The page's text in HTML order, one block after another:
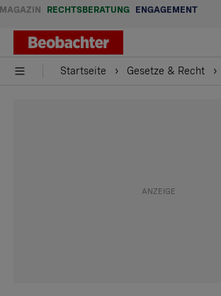
MAGAZIN RECHTSBERATUNG ENGAGEMENT
Startseite Gesetze & Recht